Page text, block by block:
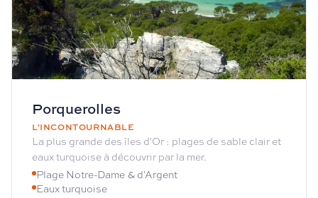
Porquerolles
L'INCONTOURNABLE
La plus grande des îles d'Or : plages de sable clair et
eaux turquoise à découvrir par la mer.
Plage Notre-Dame & d'Argent
Eaux turquoise